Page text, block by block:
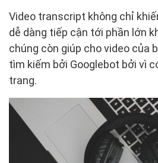
Video transcript không chỉ
dễ dàng tiếp cận tới phần lớn
chúng còn giúp cho video của
tìm kiếm bởi Googlebot bởi vì
trang.